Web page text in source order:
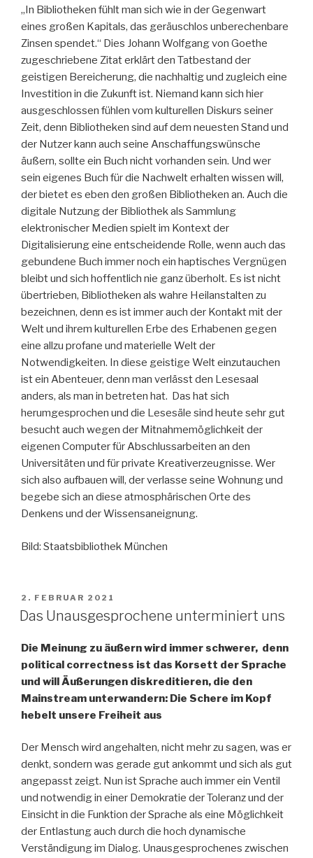
„In Bibliotheken fühlt man sich wie in der Gegenwart
eines großen Kapitals, das geräuschlos unberechenbare
Zinsen spendet.“ Dies Johann Wolfgang von Goethe
zugeschriebene Zitat erklärt den Tatbestand der
geistigen Bereicherung, die nachhaltig und zugleich eine
Investition in die Zukunft ist. Niemand kann sich hier
ausgeschlossen fühlen vom kulturellen Diskurs seiner
Zeit, denn Bibliotheken sind auf dem neuesten Stand und
der Nutzer kann auch seine Anschaffungswünsche
äußern, sollte ein Buch nicht vorhanden sein. Und wer
sein eigenes Buch für die Nachwelt erhalten wissen will,
der bietet es eben den großen Bibliotheken an. Auch die
digitale Nutzung der Bibliothek als Sammlung
elektronischer Medien spielt im Kontext der
Digitalisierung eine entscheidende Rolle, wenn auch das
gebundene Buch immer noch ein haptisches Vergnügen
bleibt und sich hoffentlich nie ganz überholt. Es ist nicht
übertrieben, Bibliotheken als wahre Heilanstalten zu
bezeichnen, denn es ist immer auch der Kontakt mit der
Welt und ihrem kulturellen Erbe des Erhabenen gegen
eine allzu profane und materielle Welt der
Notwendigkeiten. In diese geistige Welt einzutauchen
ist ein Abenteuer, denn man verlässt den Lesesaal
anders, als man in betreten hat. Das hat sich
herumgesprochen und die Lesesäle sind heute sehr gut
besucht auch wegen der Mitnahmemöglichkeit der
eigenen Computer für Abschlussarbeiten an den
Universitäten und für private Kreativerzeugnisse. Wer
sich also aufbauen will, der verlasse seine Wohnung und
begebe sich an diese atmosphärischen Orte des
Denkens und der Wissensaneignung.
Bild: Staatsbibliothek München
VERÖFFENTLICHT
AM
2. FEBRUAR 2021
Das Unausgesprochene unterminiert uns
Die Meinung zu äußern wird immer schwerer, denn
political correctness ist das Korsett der Sprache
und will Äußerungen diskreditieren, die den
Mainstream unterwandern: Die Schere im Kopf
hebelt unsere Freiheit aus
Der Mensch wird angehalten, nicht mehr zu sagen, was er
denkt, sondern was gerade gut ankommt und sich als gut
angepasst zeigt. Nun ist Sprache auch immer ein Ventil
und notwendig in einer Demokratie der Toleranz und der
Einsicht in die Funktion der Sprache als eine Möglichkeit
der Entlastung auch durch die hoch dynamische
Verständigung im Dialog. Unausgesprochenes zwischen